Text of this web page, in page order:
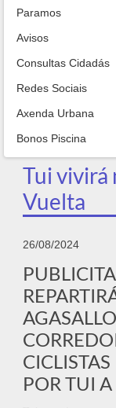
Paramos
Avisos
Consultas Cidadás
Redes Sociais
Axenda Urbana
Bonos Piscina
Tui vivirá
Vuelta
26/08/2024
POR TUI